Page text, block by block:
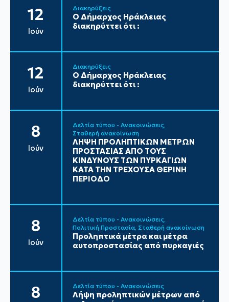
12
Ιούν
Διακηρύξεις
Ο Δήμαρχος Ηράκλειας
διακηρύττει ότι :
12
Ιούν
Διακηρύξεις
Ο Δήμαρχος Ηράκλειας
διακηρύττει ότι :
8
Ιούν
Δελτία τύπου - Ανακοινώσεις
Σταθερή ανακοίνωση
ΛΗΨΗ ΠΡΟΛΗΠΤΙΚΩΝ ΜΕΤΡΩΝ
ΠΡΟΣΤΑΣΙΑΣ ΑΠΟ ΤΟΥΣ
ΚΙΝΔΥΝΟΥΣ ΤΩΝ ΠΥΡΚΑΓΙΩΝ
ΚΑΤΑ ΤΗΝ ΤΡΕΧΟΥΣΑ ΘΕΡΙΝΗ
ΠΕΡΙΟΔΟ
8
Ιούν
Δελτία τύπου - Ανακοινώσεις
Πολιτική Προστασία Σταθερή ανακοίνωση
Προληπτικά μέτρα και μέτρα
αυτοπροστασίας από πυρκαγιές
8 Δελτία τύπου - Ανακοινώσεις
Λήψη προληπτικών μέτρων από